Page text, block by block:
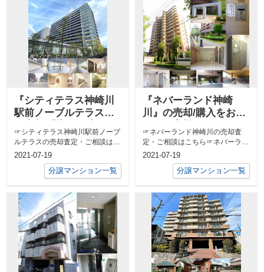
『シティテラス神崎川
駅前ノーブルテラス』
お客様へ
☞シティテラス神崎川駅前ノーブ
ルテラスの売却査定・ご相談はこ
ちら☞シティテラス神崎川駅前ノ
ーブルテラ...
2021-07-19
分譲マンション一覧
『ネバーランド神崎
川』の売却/購入をお考
☞ネバーランド神崎川の売却査
定・ご相談はこちら☞ネバーラン
ド神崎川の売り出し中の物件はこ
2021-07-19
分譲マンション一覧